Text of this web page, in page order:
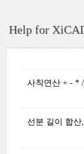
Help for
사칙연산 + - *
선분 길이 합산